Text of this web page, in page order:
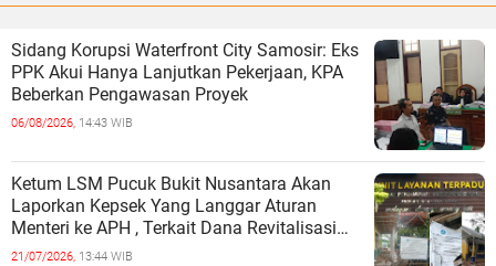
Sidang Korupsi Waterfront City Samosir: Eks
PPK Akui Hanya Lanjutkan Pekerjaan, KPA
Beberkan Pengawasan Proyek
06/08/2026, 14:43 WIB
Ketum LSM Pucuk Bukit Nusantara Akan
Laporkan Kepsek Yang Langgar Aturan
Menteri ke APH , Terkait Dana Revitalisasi
Sekolah
21/07/2026, 13:44 WIB